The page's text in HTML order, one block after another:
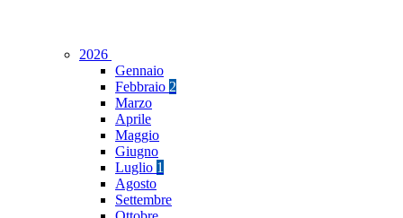
2026
Gennaio
Febbraio 2
Marzo
Aprile
Maggio
Giugno
Luglio 1
Agosto
Settembre